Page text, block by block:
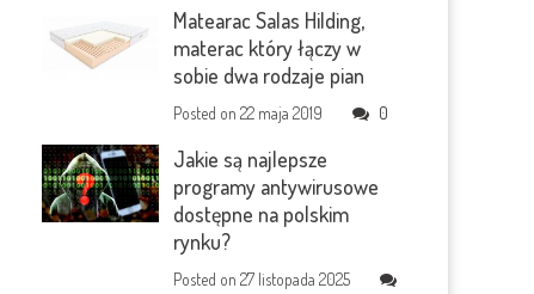
Matearac Salas Hilding,
materac który łączy w
sobie dwa rodzaje pian
Posted on22 maja 2019 0
Jakie są najlepsze
programy antywirusowe
dostępne na polskim
rynku?
Posted on27 listopada 2025